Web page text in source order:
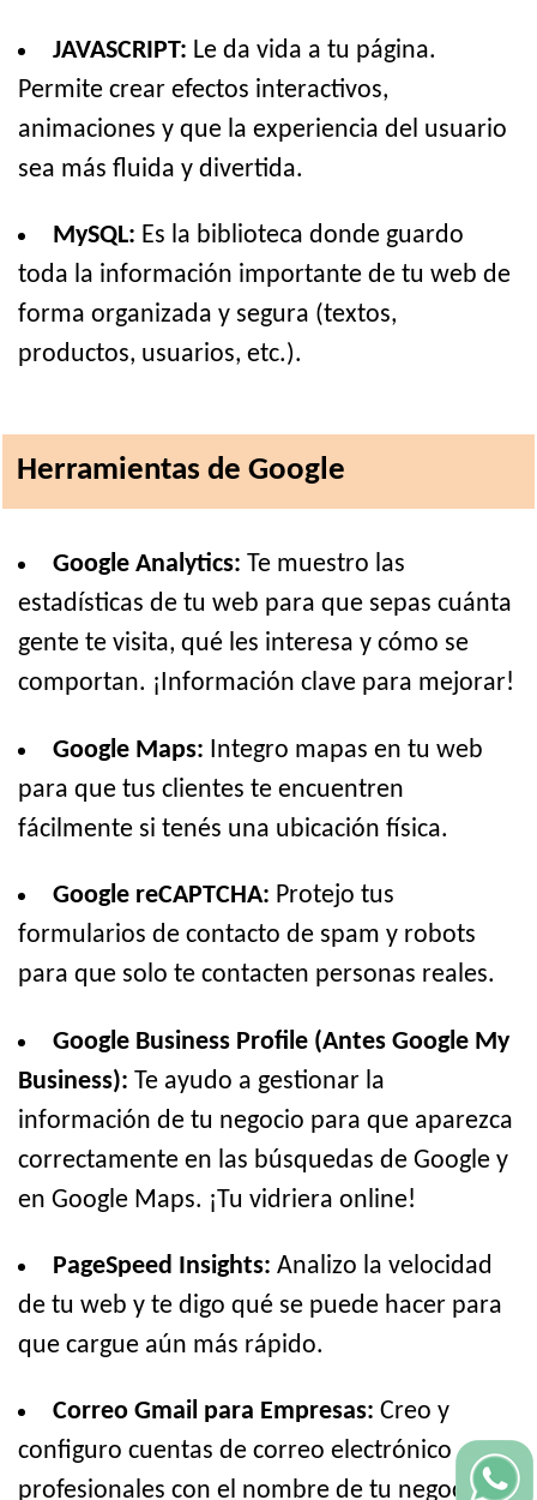
JAVASCRIPT: Le da vida a tu página.
Permite crear efectos interactivos,
animaciones y que la experiencia del usuario
sea más fluida y divertida.
MySQL: Es la biblioteca donde guardo
toda la información importante de tu web de
forma organizada y segura (textos,
productos, usuarios, etc.).
Herramientas de Google
Google Analytics: Te muestro las
estadísticas de tu web para que sepas cuánta
gente te visita, qué les interesa y cómo se
comportan. ¡Información clave para mejorar!
Google Maps: Integro mapas en tu web
para que tus clientes te encuentren
fácilmente si tenés una ubicación física.
Google reCAPTCHA: Protejo tus
formularios de contacto de spam y robots
para que solo te contacten personas reales.
Google Business Profile (Antes Google My
Business): Te ayudo a gestionar la
información de tu negocio para que aparezca
correctamente en las búsquedas de Google y
en Google Maps. ¡Tu vidriera online!
PageSpeed Insights: Analizo la velocidad
de tu web y te digo qué se puede hacer para
que cargue aún más rápido.
Correo Gmail para Empresas: Creo y
configuro cuentas de correo electrónico
profesionales con el nombre de tu negocio